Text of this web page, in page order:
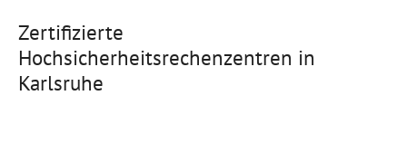
Zertifizierte
Hochsicherheitsrechenzentren in
Karlsruhe